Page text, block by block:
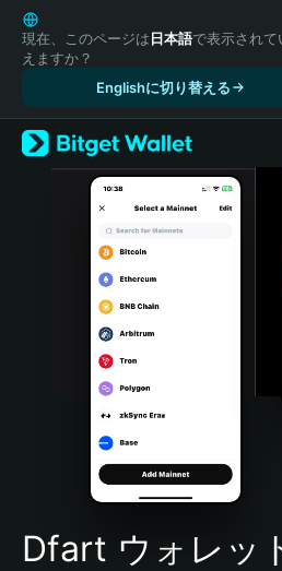
English
日本語
Tiếng Việt
Español (Latinoamérica)
Türkçe
Italiano
Português (Portugal)
Bahasa Indonesia
Português (Brasil)
Español (Argentina)
現在、このページは日本語で表示されて
えますか？
Englishに切り替える
Dfart ウォレッ